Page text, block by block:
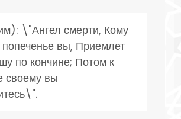
\"Ангел смерти, Кому
вы, Приемлет
по кончине; Потом к
своему вы